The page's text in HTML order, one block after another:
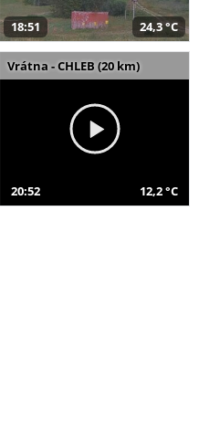
18:51 24,3 °C
Vrátna - CHLEB (20 km)
20:52 12,2 °C